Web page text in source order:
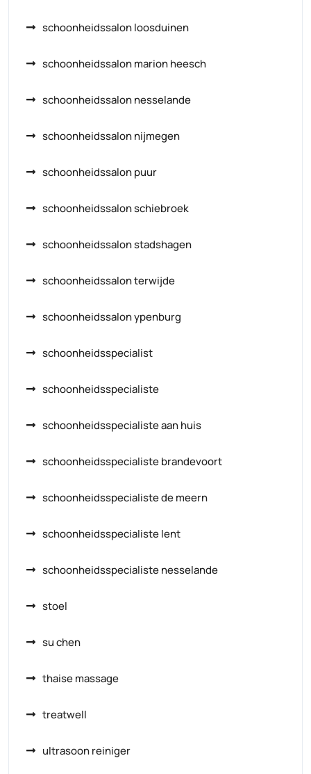
schoonheidssalon loosduinen
schoonheidssalon marion heesch
schoonheidssalon nesselande
schoonheidssalon nijmegen
schoonheidssalon puur
schoonheidssalon schiebroek
schoonheidssalon stadshagen
schoonheidssalon terwijde
schoonheidssalon ypenburg
schoonheidsspecialist
schoonheidsspecialiste
schoonheidsspecialiste aan huis
schoonheidsspecialiste brandevoort
schoonheidsspecialiste de meern
schoonheidsspecialiste lent
schoonheidsspecialiste nesselande
stoel
su chen
thaise massage
treatwell
ultrasoon reiniger